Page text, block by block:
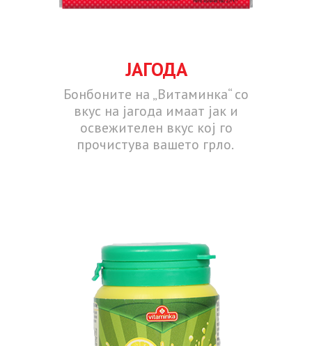
ЈАГОДА
Бонбоните на „Витаминка“ со
вкус на јагода имаат јак и
освежителен вкус кој го
прочистува вашето грло.